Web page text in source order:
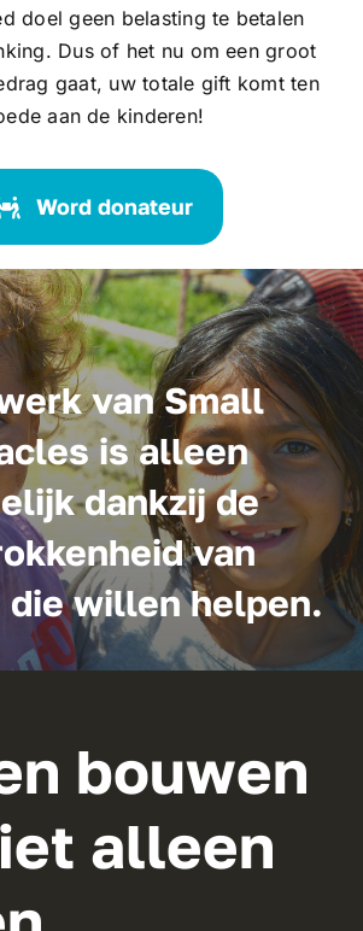
doel geen belasting te betalen
Dus of het nu om een groot
gaat, uw totale gift komt ten
aan de kinderen!
Word donateur
van Small
is alleen
dankzij de
van
die willen helpen.
bouwen
alleen